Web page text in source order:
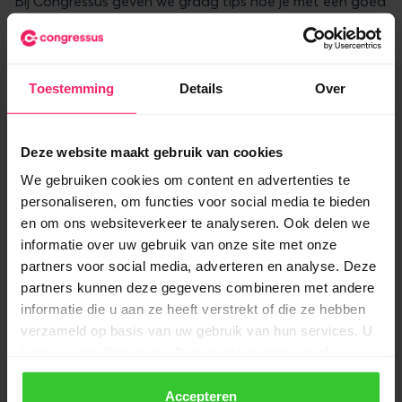
Toestemming Details Over
Deze website maakt gebruik van cookies
We gebruiken cookies om content en advertenties te
personaliseren, om functies voor social media te bieden
en om ons websiteverkeer te analyseren. Ook delen we
informatie over uw gebruik van onze site met onze
partners voor social media, adverteren en analyse. Deze
partners kunnen deze gegevens combineren met andere
informatie die u aan ze heeft verstrekt of die ze hebben
verzameld op basis van uw gebruik van hun services. U
intrekken via de knop linksonder in uw scherm.
Accepteren
tip is daarin vanzelfsprekend:
“Probeer onze verenigingssoftware eens.”
Zo hebben we nog veel meer kennis in huis die we graag
met jullie delen. Hieronder vind je een lijst met artikelen
welke voor jou als bestuurslid van een vereniging wellicht
ook interessant zijn.
Lees ook:
Hoeveel leden moeten er minimaal aanwezig zijn
bij een ALV?
Zo overtuig je de ALV van Congressus